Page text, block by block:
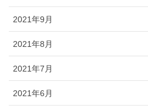
2021年9月
2021年8月
2021年7月
2021年6月